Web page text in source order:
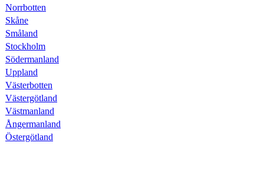
Norrbotten
Skåne
Småland
Stockholm
Södermanland
Uppland
Västerbotten
Västergötland
Västmanland
Ångermanland
Östergötland